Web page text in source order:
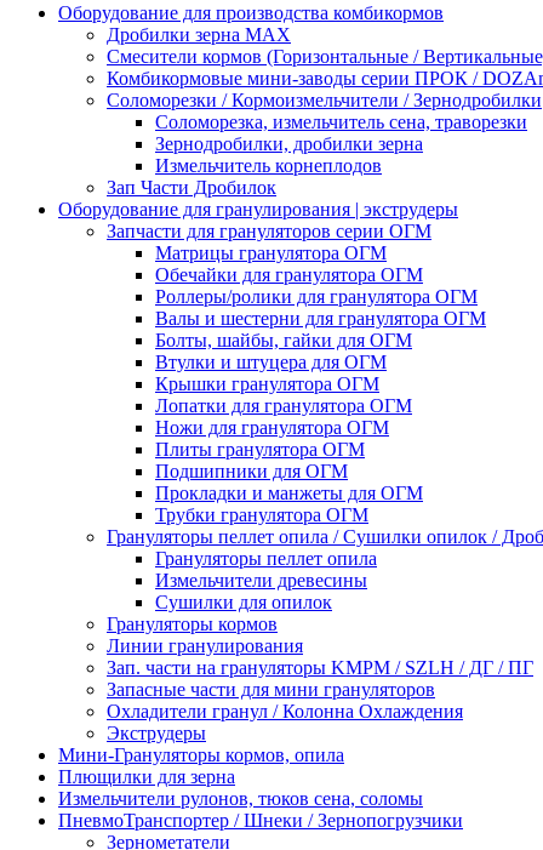
Оборудование для производства комбикормов
Дробилки зерна МАХ
Смесители кормов (Горизонтальные /
Комбикормовые мини-заводы серии ПРОК /
Соломорезки / Кормоизмельчители / Зернодробилки
Соломорезка, измельчитель сена, траворезки
Зернодробилки, дробилки зерна
Измельчитель корнеплодов
Зап Части Дробилок
Оборудование для гранулирования | экструдеры
Запчасти для грануляторов серии ОГМ
Матрицы гранулятора ОГМ
Обечайки для гранулятора ОГМ
Роллеры/ролики для гранулятора ОГМ
Валы и шестерни для гранулятора ОГМ
Болты, шайбы, гайки для ОГМ
Втулки и штуцера для ОГМ
Крышки гранулятора ОГМ
Лопатки для гранулятора ОГМ
Ножи для гранулятора ОГМ
Плиты гранулятора ОГМ
Подшипники для ОГМ
Прокладки и манжеты для ОГМ
Трубки гранулятора ОГМ
Грануляторы пеллет опила / Сушилки опилок /
Грануляторы пеллет опила
Измельчители древесины
Сушилки для опилок
Грануляторы кормов
Линии гранулирования
Зап. части на грануляторы KMPM / SZLH / ДГ / ПГ
Запасные части для мини грануляторов
Охладители гранул / Колонна Охлаждения
Экструдеры
Мини-Грануляторы кормов, опила
Плющилки для зерна
Измельчители рулонов, тюков сена, соломы
ПневмоТранспортер / Шнеки / Зернопогрузчики
Зернометатели